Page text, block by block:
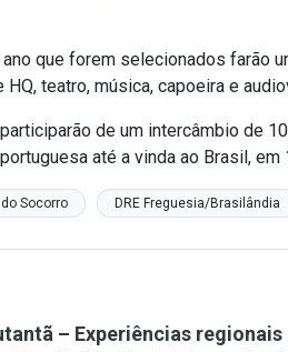
que forem selecionados farão
teatro, música, capoeira e
de um intercâmbio de
até a vinda ao Brasil, em
do Socorro DRE Freguesia/Brasilândia
– Experiências